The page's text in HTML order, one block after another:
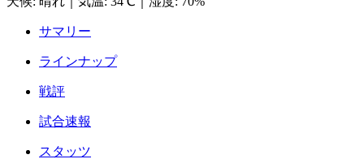
サマリー
ラインナップ
戦評
試合速報
スタッツ